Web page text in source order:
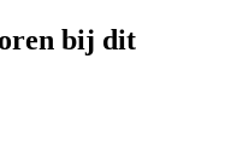
bij dit